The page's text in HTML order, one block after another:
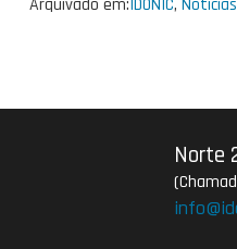
Arquivado em:IDONIC, Notícias
Norte